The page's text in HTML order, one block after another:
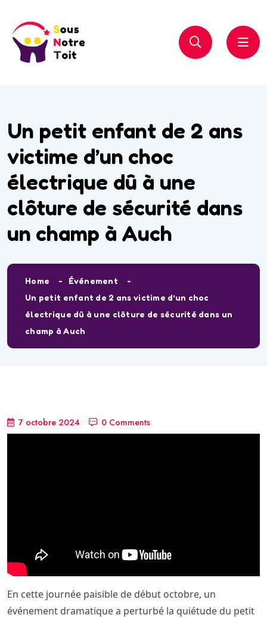
Un petit enfant de 2 ans
victime d’un choc
électrique dû à une
clôture de sécurité dans
un champ à Auch
Home
Événement
Un petit enfant de 2 ans victime d’un choc
électrique dû à une clôture de sécurité dans un
champ à Auch
7 octobre 2024 0 Comments
En cette journée paisible de début octobre, un
événement dramatique a perturbé la quiétude du petit